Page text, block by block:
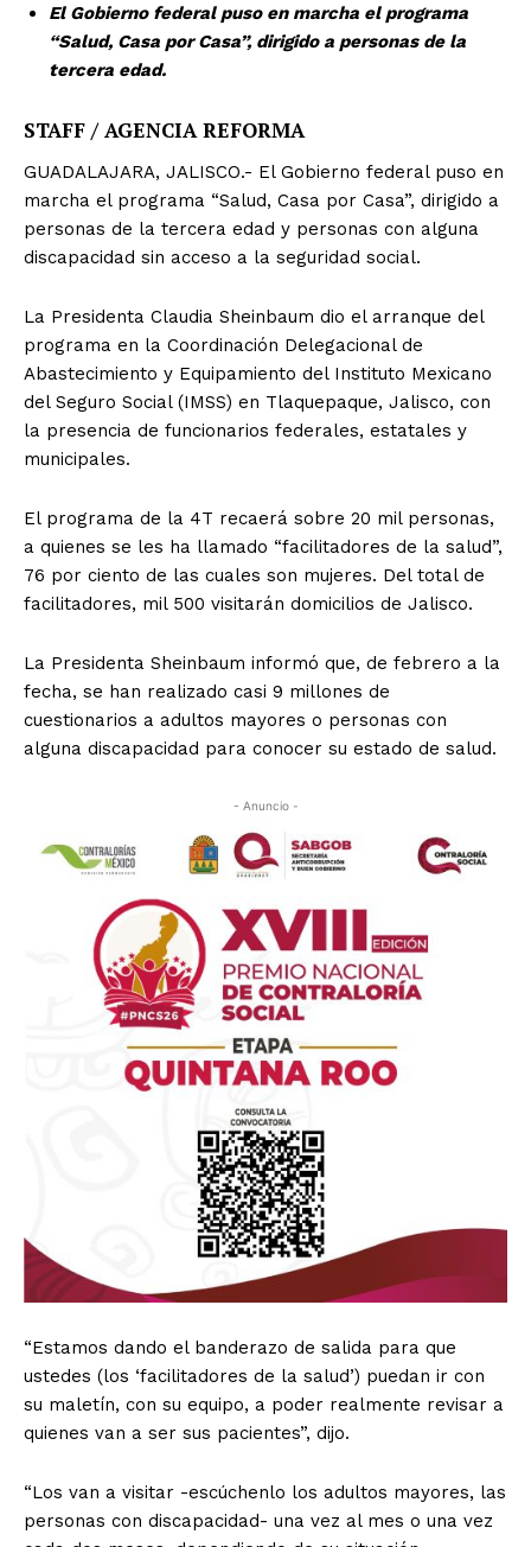
El Gobierno federal puso en marcha el programa
“Salud, Casa por Casa”, dirigido a personas de la
tercera edad.
STAFF / AGENCIA REFORMA
GUADALAJARA, JALISCO.- El Gobierno federal puso en
marcha el programa “Salud, Casa por Casa”, dirigido a
personas de la tercera edad y personas con alguna
discapacidad sin acceso a la seguridad social.
La Presidenta Claudia Sheinbaum dio el arranque del
programa en la Coordinación Delegacional de
Abastecimiento y Equipamiento del Instituto Mexicano
del Seguro Social (IMSS) en Tlaquepaque, Jalisco, con
la presencia de funcionarios federales, estatales y
municipales.
El programa de la 4T recaerá sobre 20 mil personas,
a quienes se les ha llamado “facilitadores de la salud”,
76 por ciento de las cuales son mujeres. Del total de
facilitadores, mil 500 visitarán domicilios de Jalisco.
La Presidenta Sheinbaum informó que, de febrero a la
fecha, se han realizado casi 9 millones de
cuestionarios a adultos mayores o personas con
alguna discapacidad para conocer su estado de salud.
- Anuncio -
“Estamos dando el banderazo de salida para que
ustedes (los ‘facilitadores de la salud’) puedan ir con
su maletín, con su equipo, a poder realmente revisar a
quienes van a ser sus pacientes”, dijo.
“Los van a visitar -escúchenlo los adultos mayores, las
personas con discapacidad- una vez al mes o una vez